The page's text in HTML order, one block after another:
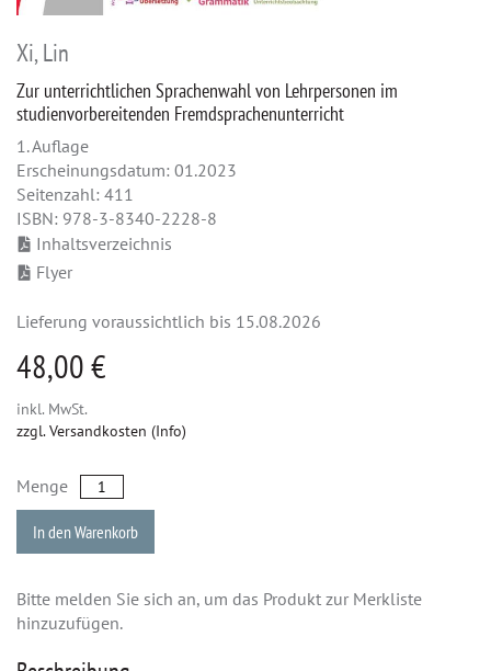
Xi, Lin
Zur unterrichtlichen Sprachenwahl von Lehrpersonen im
studienvorbereitenden Fremdsprachenunterricht
1. Auflage
Erscheinungsdatum: 01.2023
Seitenzahl: 411
ISBN: 978-3-8340-2228-8
Inhaltsverzeichnis
Flyer
Lieferung voraussichtlich bis 15.08.2026
48,00 €
inkl. MwSt.
zzgl. Versandkosten (Info)
Menge
In den Warenkorb
Bitte melden Sie sich an, um das Produkt zur Merkliste
hinzuzufügen.